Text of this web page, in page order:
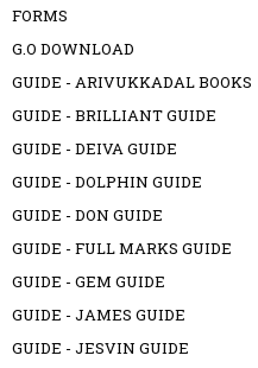
FORMS
G.O DOWNLOAD
GUIDE - ARIVUKKADAL BOOKS
GUIDE - BRILLIANT GUIDE
GUIDE - DEIVA GUIDE
GUIDE - DOLPHIN GUIDE
GUIDE - DON GUIDE
GUIDE - FULL MARKS GUIDE
GUIDE - GEM GUIDE
GUIDE - JAMES GUIDE
GUIDE - JESVIN GUIDE